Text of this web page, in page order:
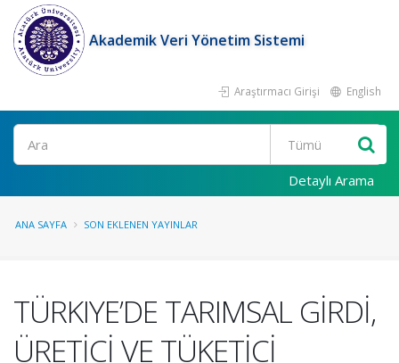
Akademik Veri Yönetim Sistemi
Araştırmacı Girişi English
Ara
Detaylı Arama
ANA SAYFA SON EKLENEN YAYINLAR
TÜRKIYE’DE TARIMSAL GİRDİ,
ÜRETİCİ VE TÜKETİCİ